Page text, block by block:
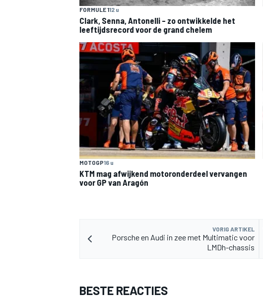
FORMULE 112 u
Clark, Senna, Antonelli – zo ontwikkelde het
leeftijdsrecord voor de grand chelem
MOTOGP16 u
KTM mag afwijkend motoronderdeel vervangen
voor GP van Aragón
VORIG ARTIKEL
Porsche en Audi in zee met Multimatic voor
LMDh-chassis
BESTE REACTIES